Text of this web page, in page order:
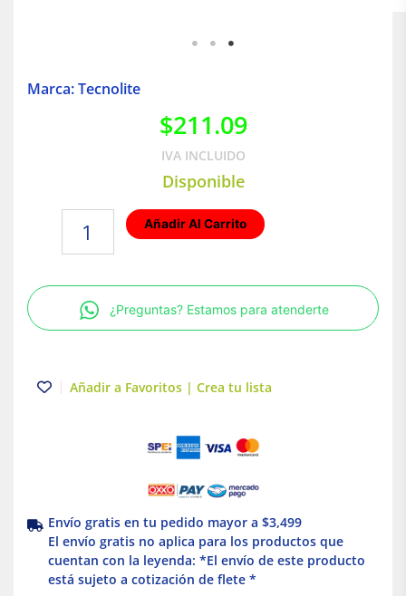
Marca: Tecnolite
$211.09
IVA INCLUIDO
Disponible
GX5.3
50W
Negro
Añadir Al Carrito
¿Preguntas? Estamos para atenderte
Añadir a Favoritos | Crea tu lista
Envío gratis en tu pedido mayor a $3,499
El envío gratis no aplica para los productos que
cuentan con la leyenda: *El envío de este producto
está sujeto a cotización de flete *